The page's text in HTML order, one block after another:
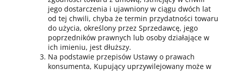
jego dostarczenia i ujawniony w ciągu dwóch lat
od tej chwili, chyba że termin przydatności towaru
do użycia, określony przez Sprzedawcę, jego
poprzedników prawnych lub osoby działające w
ich imieniu, jest dłuższy.
Na podstawie przepisów Ustawy o prawach
konsumenta, Kupujący uprzywilejowany może w